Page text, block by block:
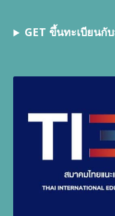
GET ขึ้นทะเบียนกั